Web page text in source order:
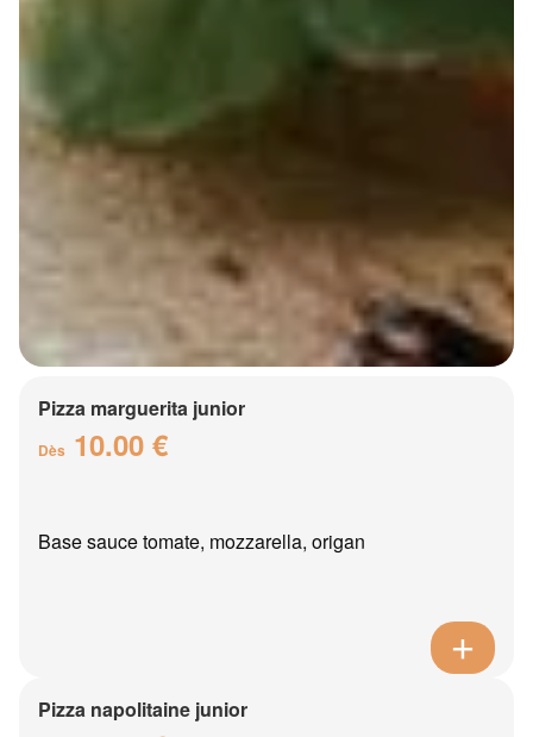
Pizza marguerita junior
Dès 10.00 €
Base sauce tomate, mozzarella, origan
Pizza napolitaine junior